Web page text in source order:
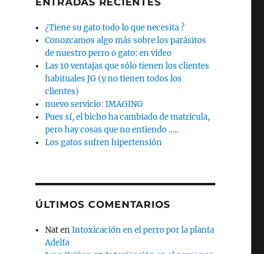
¿Tiene su gato todo lo que necesita ?
Conozcamos algo más sobre los parásitos
de nuestro perro o gato: en video
Las 10 ventajas que sólo tienen los clientes
habituales JG (y no tienen todos los
clientes)
nuevo servicio: IMAGING
Pues sí, el bicho ha cambiado de matrícula,
pero hay cosas que no entiendo …..
Los gatos sufren hipertensión
ÚLTIMOS COMENTARIOS
NatenIntoxicación en el perro por la planta
Adelfa